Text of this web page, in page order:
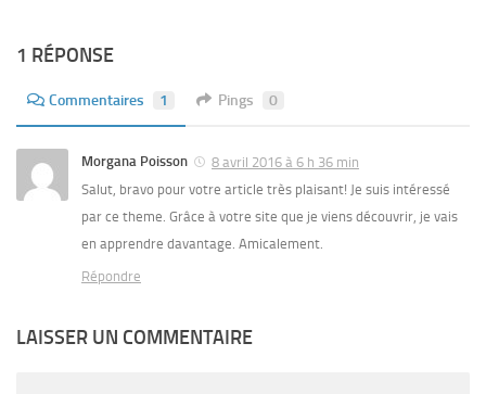
1 RÉPONSE
Commentaires 1 Pings 0
Morgana Poisson
8 avril 2016 à 6 h 36 min
Salut, bravo pour votre article très plaisant! Je suis intéressé
par ce theme. Grâce à votre site que je viens découvrir, je vais
en apprendre davantage. Amicalement.
Répondre
LAISSER UN COMMENTAIRE